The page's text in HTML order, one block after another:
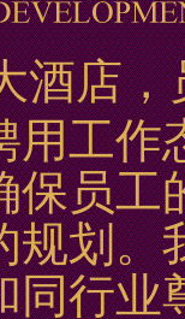
酒店
用工作
保员工
规划。
同行业